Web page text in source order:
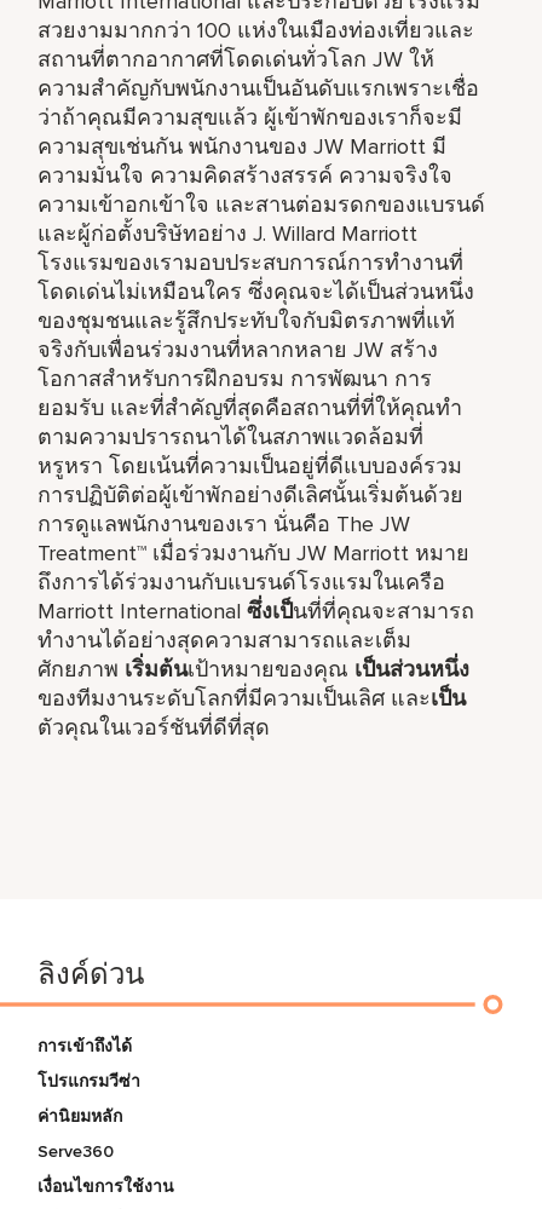
สวยงามมากกว่า 100 แห่งในเมืองท่องเที่ยวและ
สถานที่ตากอากาศที่โดดเด่นทั่วโลก JW ให้
ความสำคัญกับพนักงานเป็นอันดับแรกเพราะเชื่อ
ว่าถ้าคุณมีความสุขแล้ว ผู้เข้าพักของเราก็จะมี
ความสุขเช่นกัน พนักงานของ JW Marriott มี
ความมั่นใจ ความคิดสร้างสรรค์ ความจริงใจ
ความเข้าอกเข้าใจ และสานต่อมรดกของแบรนด์
และผู้ก่อตั้งบริษัทอย่าง J. Willard Marriott
โรงแรมของเรามอบประสบการณ์การทำงานที่
โดดเด่นไม่เหมือนใคร ซึ่งคุณจะได้เป็นส่วนหนึ่ง
ของชุมชนและรู้สึกประทับใจกับมิตรภาพที่แท้
จริงกับเพื่อนร่วมงานที่หลากหลาย JW สร้าง
โอกาสสำหรับการฝึกอบรม การพัฒนา การ
ยอมรับ และที่สำคัญที่สุดคือสถานที่ที่ให้คุณทำ
ตามความปรารถนาได้ในสภาพแวดล้อมที่
หรูหรา โดยเน้นที่ความเป็นอยู่ที่ดีแบบองค์รวม
การปฏิบัติต่อผู้เข้าพักอย่างดีเลิศนั้นเริ่มต้นด้วย
การดูแลพนักงานของเรา นั่นคือ The JW
Treatment™ เมื่อร่วมงานกับ JW Marriott หมาย
ถึงการได้ร่วมงานกับแบรนด์โรงแรมในเครือ
Marriott Internationalซึ่งเป็นที่ที่คุณจะสามารถ
ทำงานได้อย่างสุดความสามารถและเต็ม
ศักยภาพ เริ่มต้นเป้าหมายของคุณ เป็นส่วนหนึ่ง
ของทีมงานระดับโลกที่มีความเป็นเลิศ และเป็น
ตัวคุณในเวอร์ชันที่ดีที่สุด
ลิงค์ด่วน
การเข้าถึงได้
โปรแกรมวีซ่า
ค่านิยมหลัก
Serve360
เงื่อนไขการใช้งาน